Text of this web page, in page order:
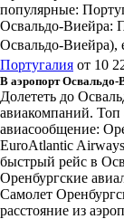
популярные:
Освальдо-Виейра:
Освальдо-Виейра),
Португалия от 10
В аэропорт Освальдо-
Долететь до
авиакомпаний.
авиасообщение:
EuroAtlantic
быстрый рейс в
Оренбургские
Самолет
расстояние из